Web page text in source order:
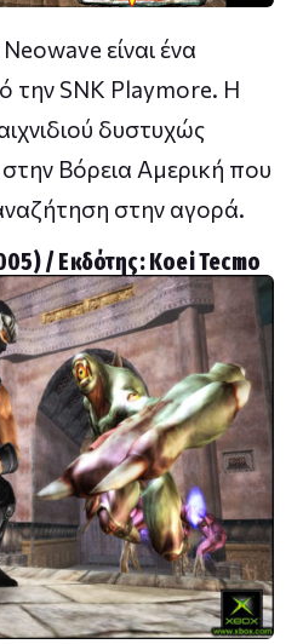
είναι ένα
την SNK Playmore. H
δυστυχώς
Βόρεια Αμερική που
στην αγορά.
/ Εκδότης: Koei Tecmo